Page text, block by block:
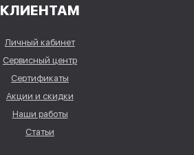
КЛИЕНТАМ
Личный кабинет
Сервисный центр
Сертификаты
Акции и скидки
Наши работы
Статьи